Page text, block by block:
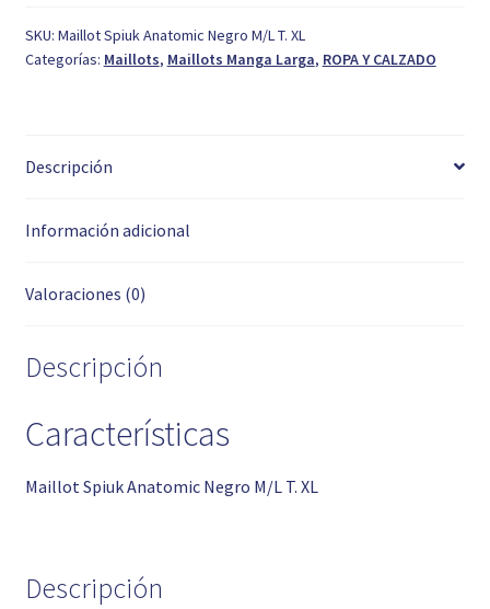
M/L
T.
SKU: Maillot Spiuk Anatomic Negro M/L T. XL
Categorías: Maillots, Maillots Manga Larga, ROPA Y CALZADO
Descripción
Información adicional
Valoraciones (0)
Descripción
Características
Maillot Spiuk Anatomic Negro M/L T. XL
Descripción